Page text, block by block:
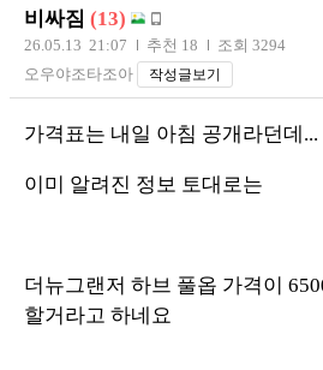
비싸짐 (13)
26.05.13 21:07 추천 18
조회 3294
오우야조타조아
작성글보기
가격표는 내일 아침 공개라던데...
이미 알려진 정보 토대로는
더뉴그랜저 하브 풀옵 가격이
할거라고 하네요